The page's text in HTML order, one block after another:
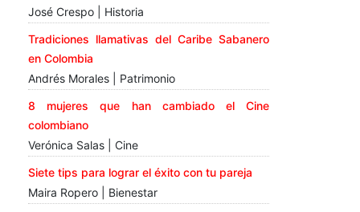
José Crespo | Historia
Tradiciones llamativas del Caribe Sabanero
en Colombia
Andrés Morales | Patrimonio
8 mujeres que han cambiado el Cine
colombiano
Verónica Salas | Cine
Siete tips para lograr el éxito con tu pareja
Maira Ropero | Bienestar